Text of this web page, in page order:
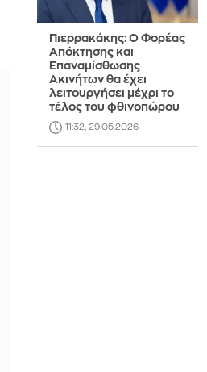
Πιερρακάκης: Ο Φορέας
Απόκτησης και
Επαναμίσθωσης
Ακινήτων θα έχει
λειτουργήσει μέχρι το
τέλος του φθινοπώρου
11:32, 29.05.2026